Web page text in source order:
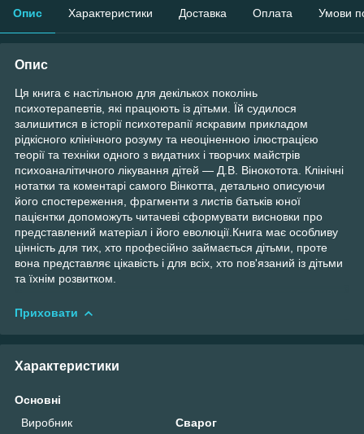
Опис Характеристики Доставка Оплата Умови
Опис
Ця книга є настільною для декількох поколінь
психотерапевтів, які працюють із дітьми. Їй судилося
залишитися в історії психотерапії яскравим прикладом
рідкісного клінічного розуму та неоціненною ілюстрацією
теорії та техніки одного з видатних і творчих майстрів
психоаналітичного лікування дітей — Д.В. Вінокотота. Клінічні
нотатки та коментарі самого Вінкотта, детально описуючи
його спостереження, фрагменти з листів батьків юної
пацієнтки допоможуть читачеві сформувати висновки про
представлений матеріал і його еволюції.Книга має особливу
цінність для тих, хто професійно займається дітьми, проте
вона представляє цікавість і для всіх, хто пов'язаний із дітьми
та їхнім розвитком.
Приховати
Характеристики
Основні
Виробник
Сварог